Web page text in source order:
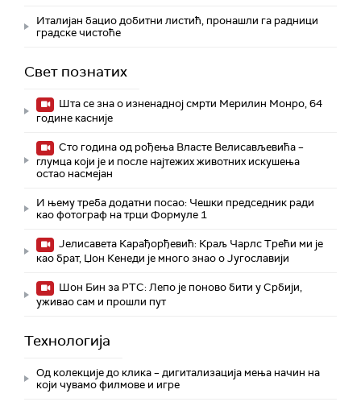
Италијан бацио добитни листић, пронашли га радници
градске чистоће
Свет познатих
Шта се зна о изненадној смрти Мерилин Монро, 64
године касније
Сто година од рођења Власте Велисављевића –
глумца који је и после најтежих животних искушења
остао насмејан
И њему треба додатни посао: Чешки председник ради
као фотограф на трци Формуле 1
Јелисавета Карађорђевић: Краљ Чарлс Трећи ми је
као брат, Џон Кенеди је много знао о Југославији
Шон Бин за РТС: Лепо је поново бити у Србији,
уживао сам и прошли пут
Технологијa
Од колекције до клика – дигитализација мења начин на
који чувамо филмове и игре